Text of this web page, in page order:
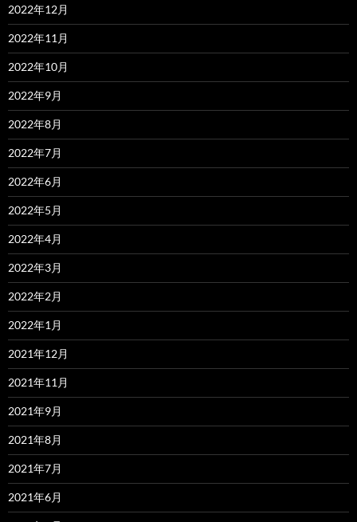
2022年12月
2022年11月
2022年10月
2022年9月
2022年8月
2022年7月
2022年6月
2022年5月
2022年4月
2022年3月
2022年2月
2022年1月
2021年12月
2021年11月
2021年9月
2021年8月
2021年7月
2021年6月